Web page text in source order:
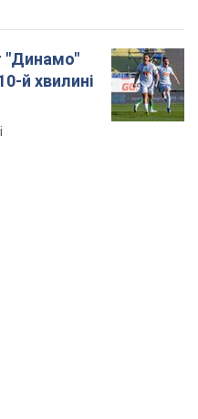
"Динамо"
й хвилині